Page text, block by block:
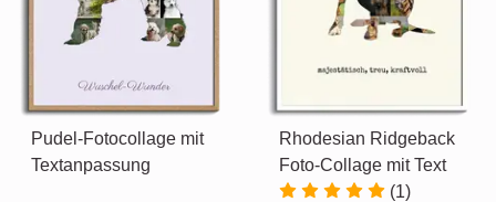
Pudel-Fotocollage mit
Textanpassung
Rhodesian Ridgeback
Foto-Collage mit Text
(1)